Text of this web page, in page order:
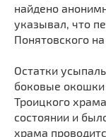
найдено
указывал, что
Понятовского
Остатки
боковые
Троицкого
состоянии и
храма